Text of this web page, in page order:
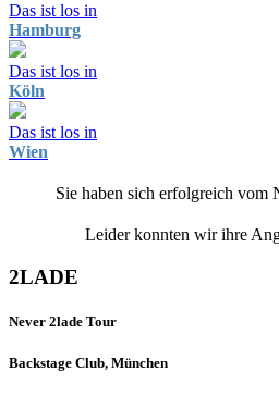
Das ist los in
Hamburg
Das ist los in
Köln
Das ist los in
Wien
Sie haben sich erfolgreich vom
Leider konnten wir ihre
2LADE
Never 2lade Tour
Backstage Club, München